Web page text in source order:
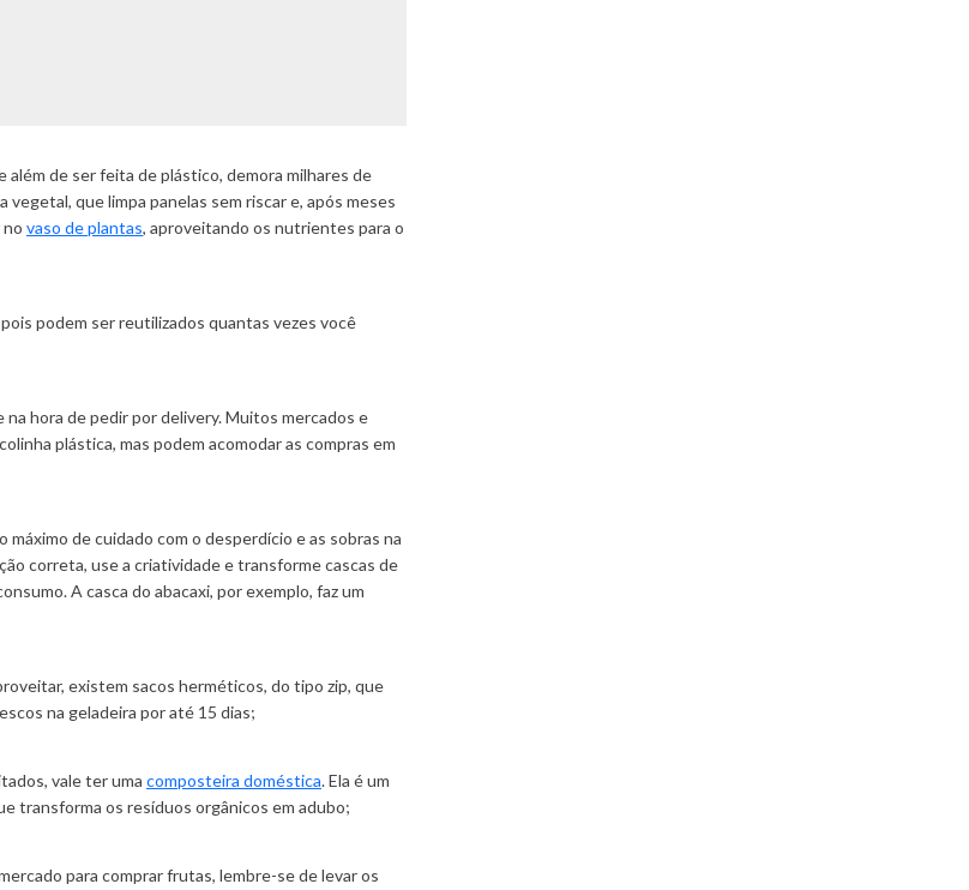
além de ser feita de plástico, demora milhares de
vegetal, que limpa panelas sem riscar e, após meses
vaso de plantas, aproveitando os nutrientes para o
podem ser reutilizados quantas vezes você
hora de pedir por delivery. Muitos mercados e
plástica, mas podem acomodar as compras em
máximo de cuidado com o desperdício e as sobras na
correta, use a criatividade e transforme cascas de
A casca do abacaxi, por exemplo, faz um
existem sacos herméticos, do tipo zip, que
na geladeira por até 15 dias;
vale ter uma composteira doméstica. Ela é um
transforma os resíduos orgânicos em adubo;
para comprar frutas, lembre-se de levar os